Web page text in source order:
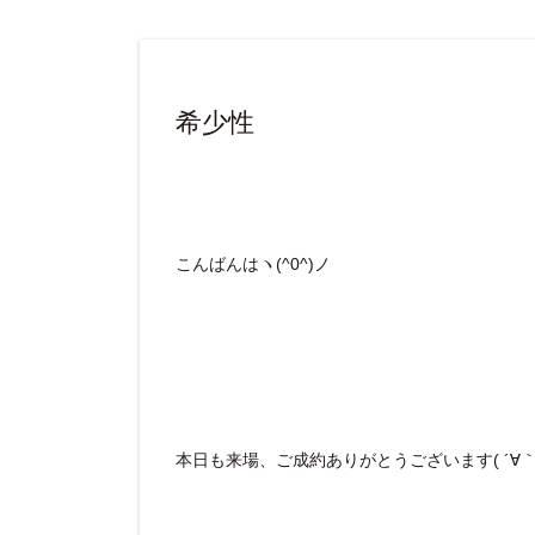
希少性
こんばんはヽ(^0^)ノ
本日も来場、ご成約ありがとうございます( ´∀